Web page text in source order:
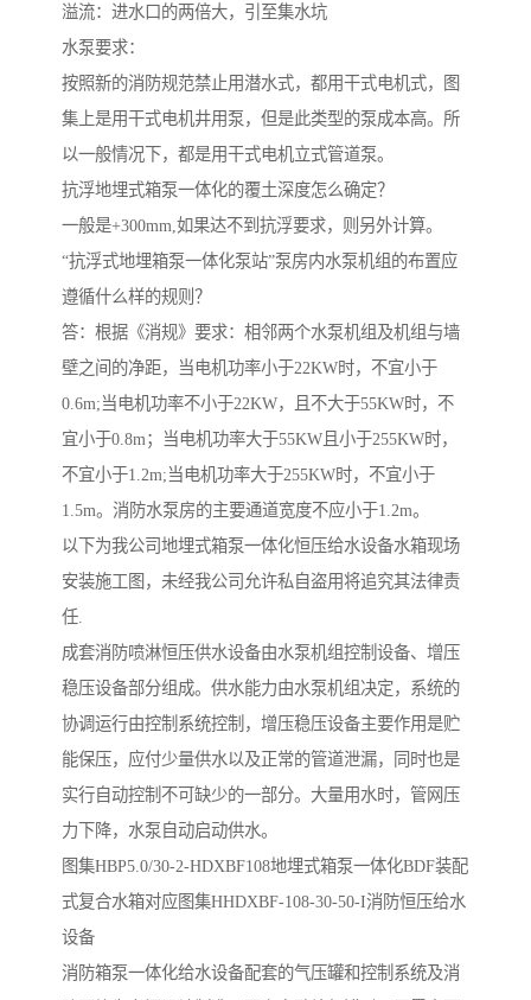
溢流：进水口的两倍大，引至集水坑
水泵要求：
按照新的消防规范禁止用潜水式，都用干式电机式，图
集上是用干式电机井用泵，但是此类型的泵成本高。所
以一般情况下，都是用干式电机立式管道泵。
抗浮地埋式箱泵一体化的覆土深度怎么确定？
一般是+300mm,如果达不到抗浮要求，则另外计算。
“抗浮式地埋箱泵一体化泵站”泵房内水泵机组的布置应
遵循什么样的规则？
答：根据《消规》要求：相邻两个水泵机组及机组与墙
壁之间的净距，当电机功率小于22KW时，不宜小于
0.6m;当电机功率不小于22KW，且不大于55KW时，不
宜小于0.8m；当电机功率大于55KW且小于255KW时，
不宜小于1.2m;当电机功率大于255KW时，不宜小于
1.5m。消防水泵房的主要通道宽度不应小于1.2m。
以下为我公司地埋式箱泵一体化恒压给水设备水箱现场
安装施工图，未经我公司允许私自盗用将追究其法律责
任.
成套消防喷淋恒压供水设备由水泵机组控制设备、增压
稳压设备部分组成。供水能力由水泵机组决定，系统的
协调运行由控制系统控制，增压稳压设备主要作用是贮
能保压，应付少量供水以及正常的管道泄漏，同时也是
实行自动控制不可缺少的一部分。大量用水时，管网压
力下降，水泵自动启动供水。
图集HBP5.0/30-2-HDXBF108地埋式箱泵一体化BDF装配
式复合水箱对应图集HHDXBF-108-30-50-I消防恒压给水
设备
消防箱泵一体化给水设备配套的气压罐和控制系统及消